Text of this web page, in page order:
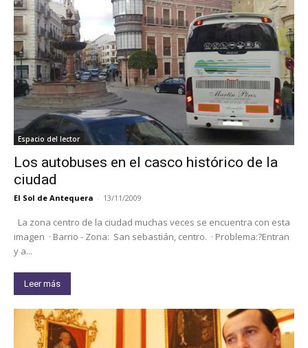
Espacio del lector
Los autobuses en el casco histórico de la
ciudad
El Sol de Antequera - 13/11/2009
La zona centro de la ciudad muchas veces se encuentra con esta
imagen · Barrio - Zona: San sebastián, centro. · Problema:?Entran
y a...
Leer más